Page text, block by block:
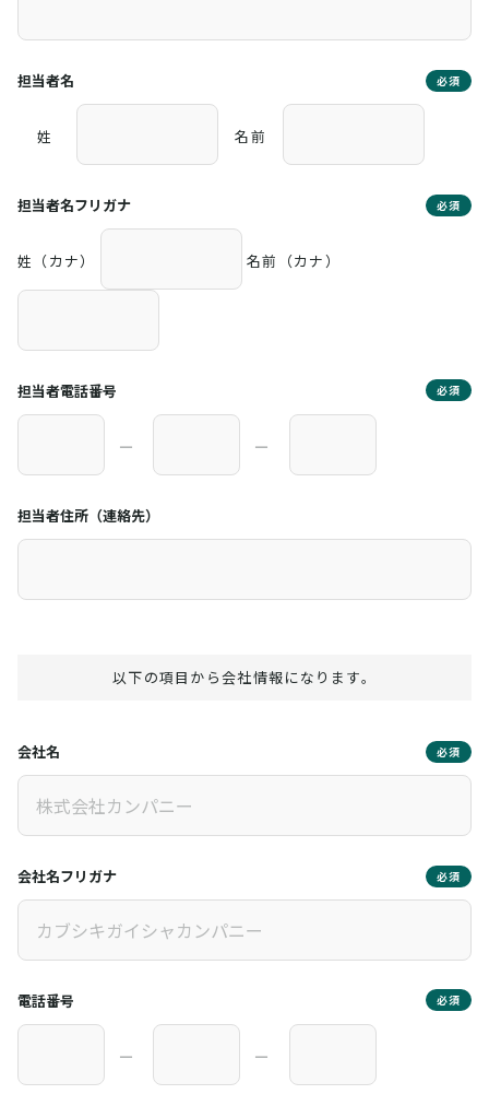
担当者名 必須
姓 名前
担当者名フリガナ 必須
姓（カナ） 名前（カナ）
担当者電話番号 必須
― ―
担当者住所（連絡先）
以下の項目から会社情報になります。
会社名 必須
会社名フリガナ 必須
電話番号 必須
― ―